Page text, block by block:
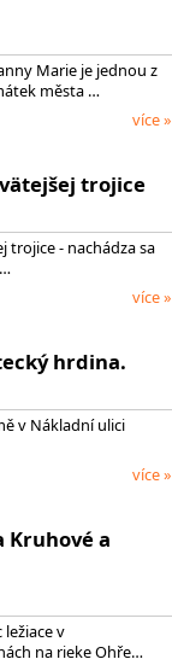
Marie je jednou z
města …
více »
trojice
trojice - nachádza sa
více »
hrdina.
v Nákladní ulici
více »
Kruhové a
v
na rieke Ohře…